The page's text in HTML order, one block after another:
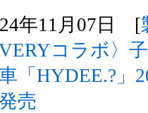
年11月07日 [
VERYコラボ〉
「HYDEE.?」
売